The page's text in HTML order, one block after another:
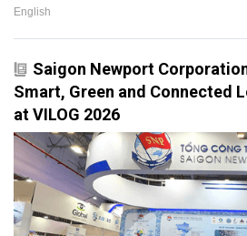
English
Saigon Newport
Smart, Green and Connected
at VILOG 2026